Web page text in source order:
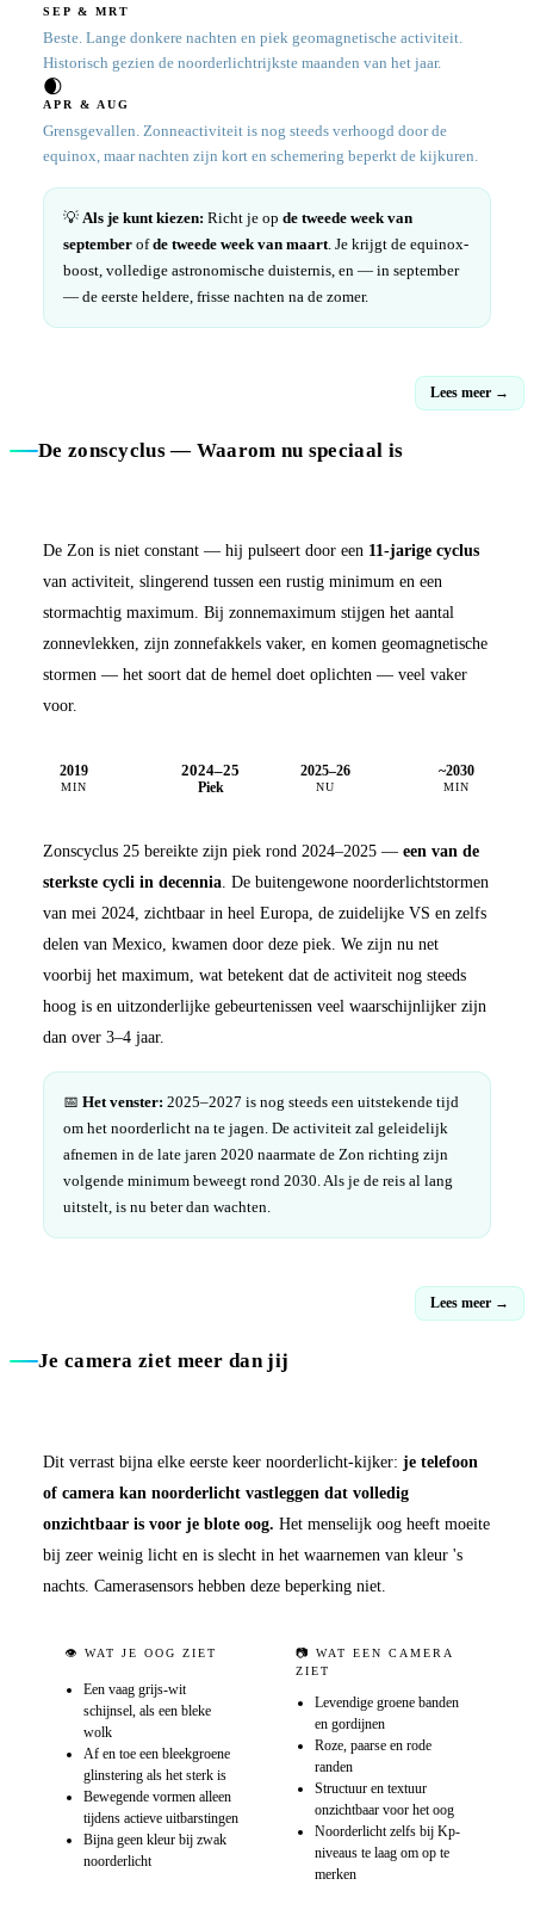
SEP & MRT
Beste. Lange donkere nachten en piek geomagnetische activiteit.
Historisch gezien de noorderlichtrijkste maanden van het jaar.
🌒
APR & AUG
Grensgevallen. Zonneactiviteit is nog steeds verhoogd door de
equinox, maar nachten zijn kort en schemering beperkt de kijkuren.
💡 Als je kunt kiezen: Richt je op de tweede week van
september ofde tweede week van maart . Je krijgt de equinox-
boost, volledige astronomische duisternis, en — in september
— de eerste heldere, frisse nachten na de zomer.
Lees meer →
De zonscyclus — Waarom nu speciaal is
De Zon is niet constant — hij pulseert door een 11-jarige cyclus
van activiteit, slingerend tussen een rustig minimum en een
stormachtig maximum. Bij zonnemaximum stijgen het aantal
zonnevlekken, zijn zonnefakkels vaker, en komen geomagnetische
stormen — het soort dat de hemel doet oplichten — veel vaker
voor.
2019
MIN
2024–25
Piek
2025–26
NU
~2030
MIN
Zonscyclus 25 bereikte zijn piek rond 2024–2025 — een van de
sterkste cycli in decennia . De buitengewone noorderlichtstormen
van mei 2024, zichtbaar in heel Europa, de zuidelijke VS en zelfs
delen van Mexico, kwamen door deze piek. We zijn nu net
voorbij het maximum, wat betekent dat de activiteit nog steeds
hoog is en uitzonderlijke gebeurtenissen veel waarschijnlijker zijn
dan over 3–4 jaar.
📅 Het venster: 2025–2027 is nog steeds een uitstekende tijd
om het noorderlicht na te jagen. De activiteit zal geleidelijk
afnemen in de late jaren 2020 naarmate de Zon richting zijn
volgende minimum beweegt rond 2030. Als je de reis al lang
uitstelt, is nu beter dan wachten.
Lees meer →
Je camera ziet meer dan jij
Dit verrast bijna elke eerste keer noorderlicht-kijker: je telefoon
of camera kan noorderlicht vastleggen dat volledig
onzichtbaar is voor je blote oog. Het menselijk oog heeft moeite
bij zeer weinig licht en is slecht in het waarnemen van kleur 's
nachts. Camerasensors hebben deze beperking niet.
👁️ WAT JE OOG ZIET
Een vaag grijs-wit
schijnsel, als een bleke
wolk
Af en toe een bleekgroene
glinstering als het sterk is
Bewegende vormen alleen
tijdens actieve uitbarstingen
Bijna geen kleur bij zwak
noorderlicht
📷 WAT EEN CAMERA
ZIET
Levendige groene banden
en gordijnen
Roze, paarse en rode
randen
Structuur en textuur
onzichtbaar voor het oog
Noorderlicht zelfs bij Kp-
niveaus te laag om op te
merken